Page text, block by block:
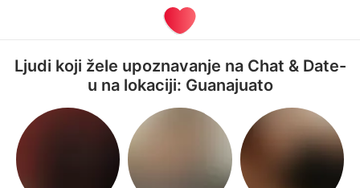
Ljudi koji žele upoznavanje na Chat & Date-
u na lokaciji: Guanajuato